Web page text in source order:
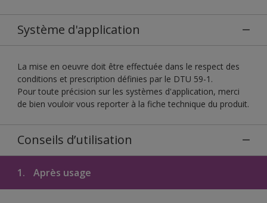
Système d'application
La mise en oeuvre doit être effectuée dans le respect des
conditions et prescription définies par le DTU 59-1.
Pour toute précision sur les systèmes d'application, merci
de bien vouloir vous reporter à la fiche technique du produit.
Conseils d’utilisation
1. Après usage